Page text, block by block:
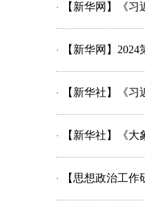
· 【新华网】《
· 【新华网】
· 【新华社】《
· 【新华社】《
· 【思想政治工